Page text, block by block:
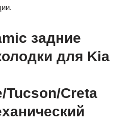
задние
для Kia
Tucson/Creta